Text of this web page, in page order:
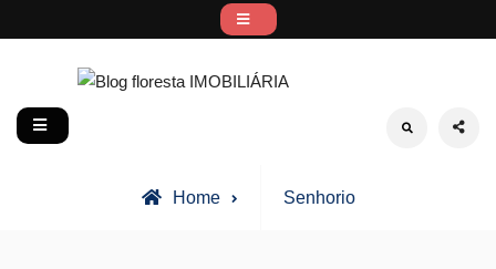
to
Blog floresta IMOBILIÁRIA Search social
Home
Posts
Senhorio